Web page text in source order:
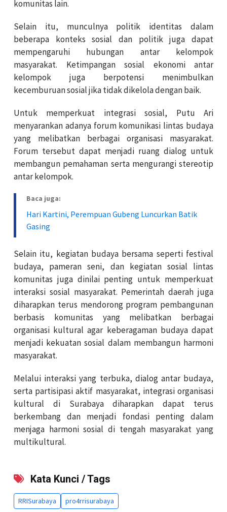
komunitas lain.
Selain itu, munculnya politik identitas dalam
beberapa konteks sosial dan politik juga dapat
mempengaruhi hubungan antar kelompok
masyarakat. Ketimpangan sosial ekonomi antar
kelompok juga berpotensi menimbulkan
kecemburuan sosial jika tidak dikelola dengan baik.
Untuk memperkuat integrasi sosial, Putu Ari
menyarankan adanya forum komunikasi lintas budaya
yang melibatkan berbagai organisasi masyarakat.
Forum tersebut dapat menjadi ruang dialog untuk
membangun pemahaman serta mengurangi stereotip
antar kelompok.
Baca juga:
Hari Kartini, Perempuan Gubeng Luncurkan Batik
Gasing
Selain itu, kegiatan budaya bersama seperti festival
budaya, pameran seni, dan kegiatan sosial lintas
komunitas juga dinilai penting untuk memperkuat
interaksi sosial masyarakat. Pemerintah daerah juga
diharapkan terus mendorong program pembangunan
berbasis komunitas yang melibatkan berbagai
organisasi kultural agar keberagaman budaya dapat
menjadi kekuatan sosial dalam membangun harmoni
masyarakat.
Melalui interaksi yang terbuka, dialog antar budaya,
serta partisipasi aktif masyarakat, integrasi organisasi
kultural di Surabaya diharapkan dapat terus
berkembang dan menjadi fondasi penting dalam
menjaga harmoni sosial di tengah masyarakat yang
multikultural.
Kata Kunci / Tags
RRISurabaya pro4rrisurabaya